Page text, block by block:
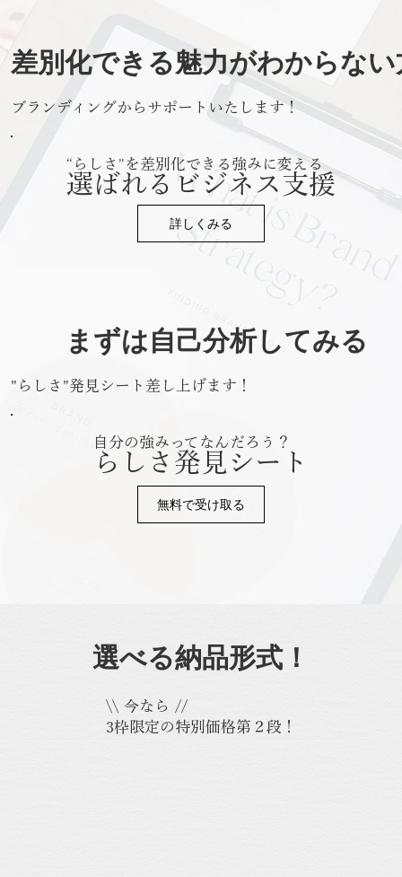
差別化できる魅力がわからない
ブランディングからサポートいたします！
“らしさ”を差別化できる強みに変える
選ばれるビジネス支援
詳しくみる
​まずは自己分析してみる
"らしさ"発見シート差し上げます！
自分の強みってなんだろう？
らしさ発見シート
無料で受け取る
選べる納品形式！
\\ 今なら //
3枠限定の特別価格第２段！